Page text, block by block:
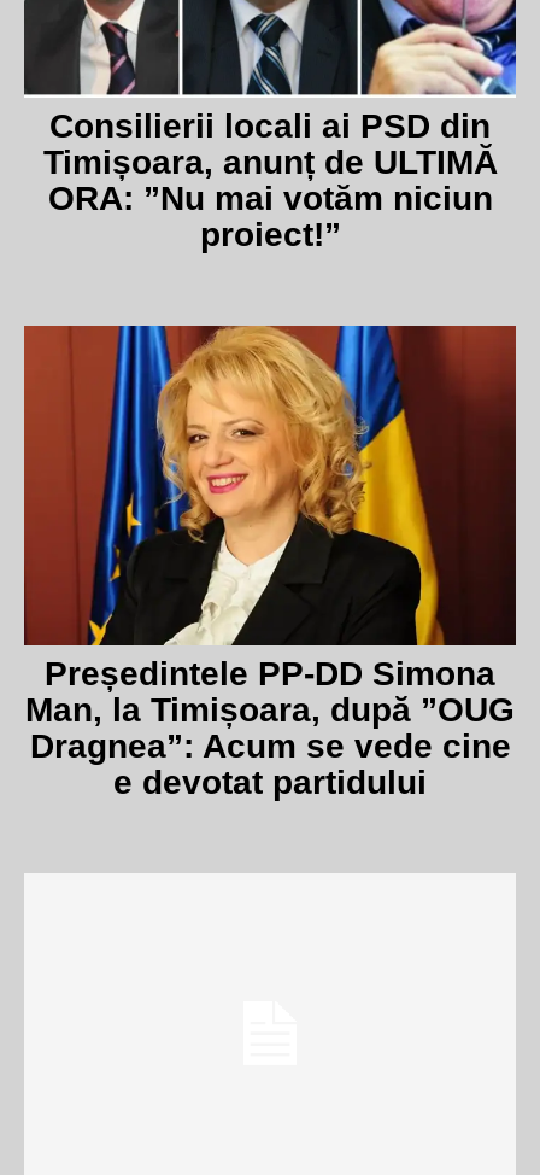
Consilierii locali ai PSD din
Timișoara, anunț de ULTIMĂ
ORA: ”Nu mai votăm niciun
proiect!”
Președintele PP-DD Simona
Man, la Timișoara, după ”OUG
Dragnea”: Acum se vede cine
e devotat partidului